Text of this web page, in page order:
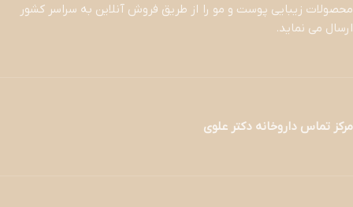
محصولات زیبایی پوست و مو را از طریق فروش آنلاین به سراسر کشور
ارسال می نماید.
مرکز تماس داروخانه دکتر علوی